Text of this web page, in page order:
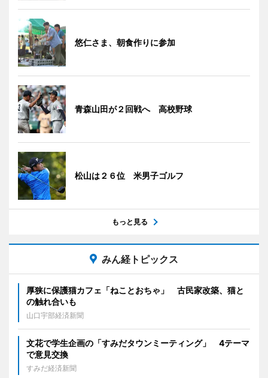
悠仁さま、朝食作りに参加
青森山田が２回戦へ 高校野球
松山は２６位 米男子ゴルフ
もっと見る
みん経トピックス
厚狭に保護猫カフェ「ねことおちゃ」 古民家改築、猫と
の触れ合いも
山口宇部経済新聞
文花で学生企画の「すみだタウンミーティング」 4テーマ
で意見交換
すみだ経済新聞